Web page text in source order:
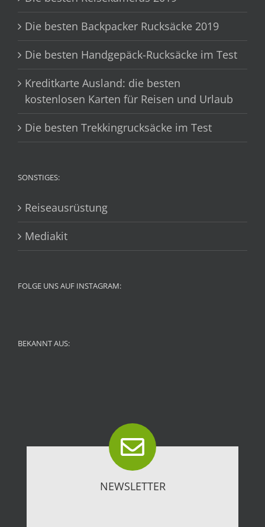
Die besten Backpacker Rucksäcke 2019
Die besten Handgepäck-Rucksäcke im Test
Kreditkarte Ausland: die besten
kostenlosen Karten für Reisen und Urlaub
Die besten Trekkingrucksäcke im Test
SONSTIGES:
Reiseausrüstung
Mediakit
FOLGE UNS AUF INSTAGRAM:
BEKANNT AUS:
NEWSLETTER